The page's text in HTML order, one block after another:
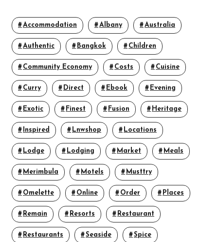
Accommodation Albany Australia
Authentic Bangkok Children
Community Economy Costs Cuisine
Curry Direct Ebook Evening
Exotic Finest Fusion Heritage
Inspired Lnwshop Locations
Lodge Lodging Market Meals
Merimbula Motels Musttry
Omelette Online Order Places
Remain Resorts Restaurant
Restaurants Seaside Spice